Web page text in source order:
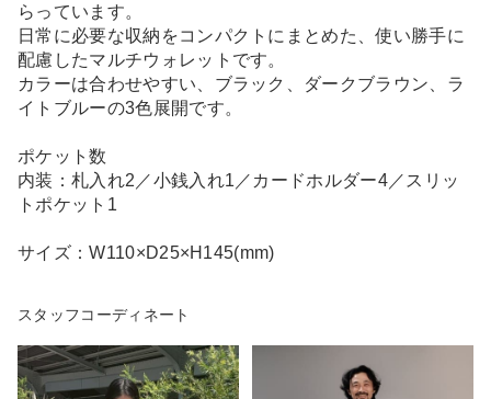
らっています。
日常に必要な収納をコンパクトにまとめた、使い勝手に
配慮したマルチウォレットです。
カラーは合わせやすい、ブラック、ダークブラウン、ラ
イトブルーの3色展開です。
ポケット数
内装：札入れ2／小銭入れ1／カードホルダー4／スリッ
トポケット1
サイズ：W110×D25×H145(mm)
スタッフコーディネート